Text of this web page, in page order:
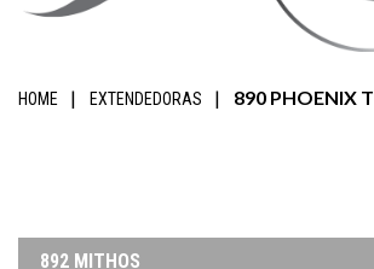
HOME EXTENDEDORAS 890 PHOENIX T
892 MITHOS